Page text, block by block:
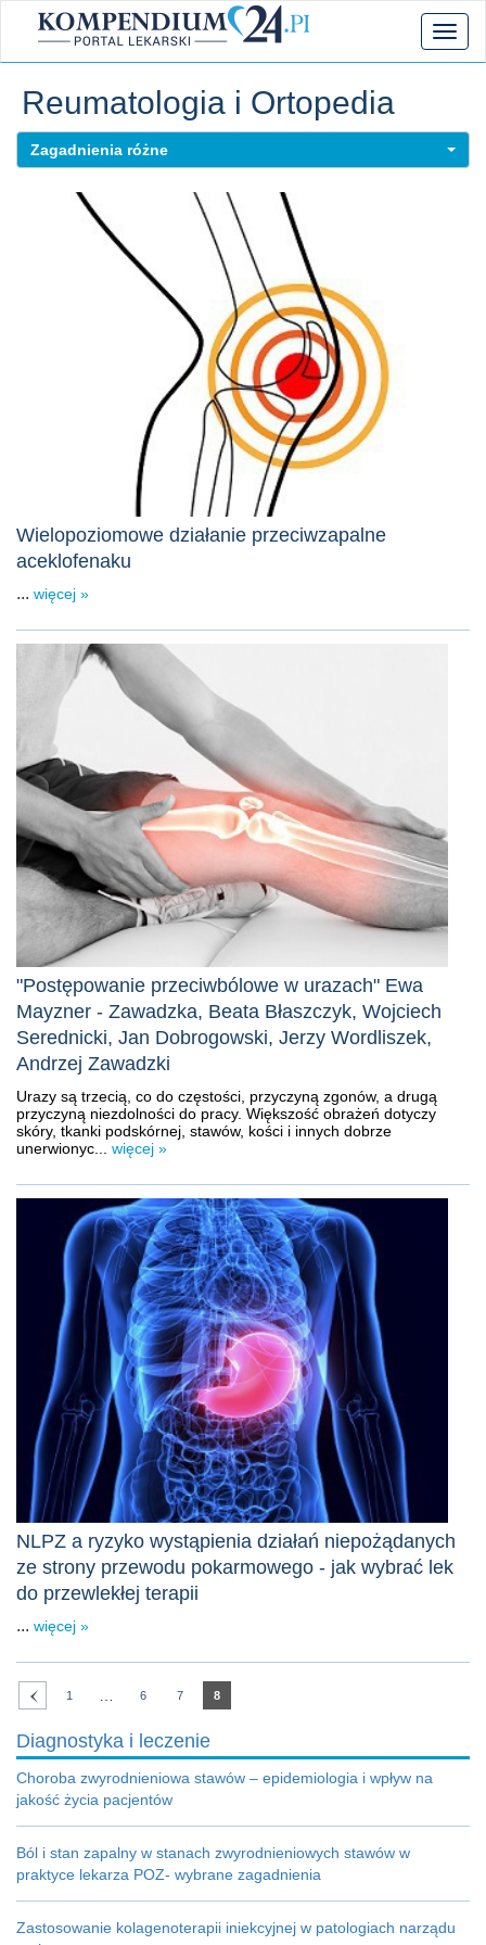
Reumatologia i Ortopedia
Zagadnienia różne
Wielopoziomowe działanie przeciwzapalne
aceklofenaku
... więcej »
"Postępowanie przeciwbólowe w urazach" Ewa
Mayzner - Zawadzka, Beata Błaszczyk, Wojciech
Serednicki, Jan Dobrogowski, Jerzy Wordliszek,
Andrzej Zawadzki
Urazy są trzecią, co do częstości, przyczyną zgonów, a drugą
przyczyną niezdolności do pracy. Większość obrażeń dotyczy
skóry, tkanki podskórnej, stawów, kości i innych dobrze
unerwionyc...
więcej »
NLPZ a ryzyko wystąpienia działań niepożądanych
ze strony przewodu pokarmowego - jak wybrać lek
do przewlekłej terapii
... więcej »
1 6 7 8
Diagnostyka i leczenie
Choroba zwyrodnieniowa stawów – epidemiologia i wpływ na
jakość życia pacjentów
Ból i stan zapalny w stanach zwyrodnieniowych stawów w
praktyce lekarza POZ- wybrane zagadnienia
Zastosowanie kolagenoterapii iniekcyjnej w patologiach narządu